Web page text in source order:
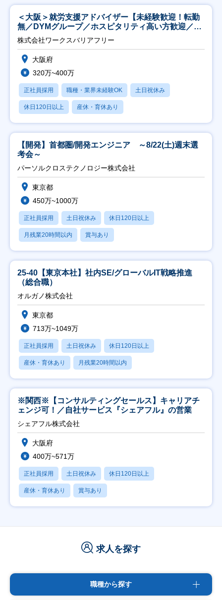
＜大阪＞就労支援アドバイザー【未経験歓迎！転勤
無／DYMグループ／ホスピタリティ高い方歓迎／土
日祝】
株式会社ワークスバリアフリー
大阪府
320万~400万
正社員採用 職種・業界未経験OK 土日祝休み
休日120日以上 産休・育休あり
【開発】首都圏/開発エンジニア ～8/22(土)週末選
考会～
パーソルクロステクノロジー株式会社
東京都
450万~1000万
正社員採用 土日祝休み 休日120日以上
月残業20時間以内 賞与あり
25-40【東京本社】社内SE/グローバルIT戦略推進
（総合職）
オルガノ株式会社
東京都
713万~1049万
正社員採用 土日祝休み 休日120日以上
産休・育休あり 月残業20時間以内
※関西※【コンサルティングセールス】キャリアチ
ェンジ可！／自社サービス『シェアフル』の営業
シェアフル株式会社
大阪府
400万~571万
正社員採用 土日祝休み 休日120日以上
産休・育休あり 賞与あり
求人を探す
職種から探す